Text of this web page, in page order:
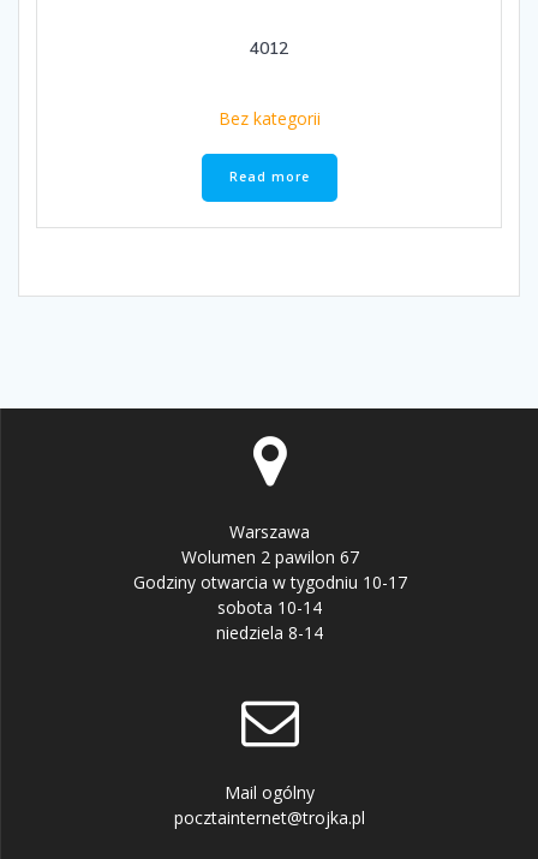
4012
Bez kategorii
Read more
Warszawa
Wolumen 2 pawilon 67
Godziny otwarcia w tygodniu 10-17
sobota 10-14
niedziela 8-14
Mail ogólny
pocztainternet@trojka.pl